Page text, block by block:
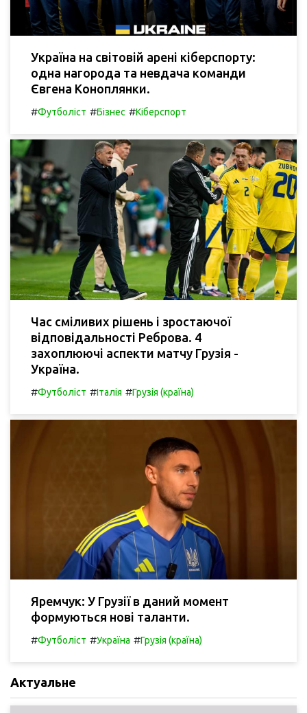
Україна на світовій арені кіберспорту:
одна нагорода та невдача команди
Євгена Коноплянки.
#Футболіст #Бізнес #Кіберспорт
Час сміливих рішень і зростаючої
відповідальності Реброва. 4
захоплюючі аспекти матчу Грузія -
Україна.
#Футболіст #Італія #Грузія (країна)
Яремчук: У Грузії в даний момент
формуються нові таланти.
#Футболіст #Україна #Грузія (країна)
Актуальне